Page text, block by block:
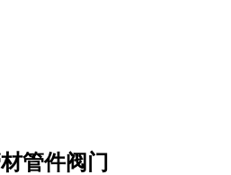
管件阀门